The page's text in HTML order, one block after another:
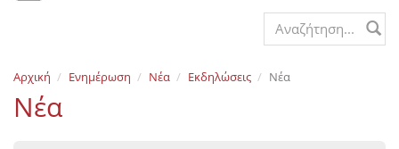
Εκδόσεις
Ενημέρωση
Search form
Αρχική Ενημέρωση Νέα Εκδηλώσεις Νέα
Νέα